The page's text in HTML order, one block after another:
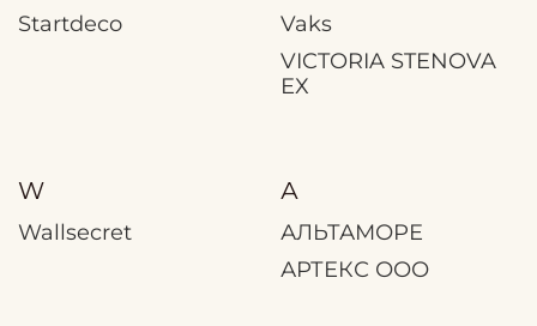
Startdeco
Vaks
VICTORIA STENOVA
ЕХ
W
Wallsecret
А
АЛЬТАМОРЕ
АРТЕКС ООО